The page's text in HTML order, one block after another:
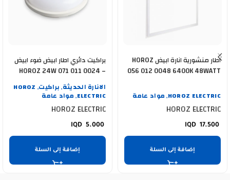
اطار منشورية انارة ابيض HOROZ
056 012 0048 6400K 48WATT
HOROZ ELECTRIC
, مواد عامة
HOROZ ELECTRIC
17.500
إضافة إلى السلة
براكيت دائري اطار ابيض ضوء ابيض
HOROZ 24W 071 011 0024 –
400 002 0128
الانارة الحديثة, براكيت,
HOROZ
ELECTRIC
, مواد عامة
HOROZ ELECTRIC
5.000
إضافة إلى السلة